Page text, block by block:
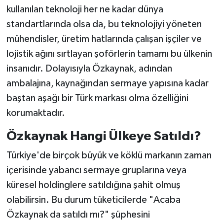
kullanılan teknoloji her ne kadar dünya
standartlarında olsa da, bu teknolojiyi yöneten
mühendisler, üretim hatlarında çalışan işçiler ve
lojistik ağını sırtlayan şoförlerin tamamı bu ülkenin
insanıdır. Dolayısıyla Özkaynak, adından
ambalajına, kaynağından sermaye yapısına kadar
baştan aşağı bir Türk markası olma özelliğini
korumaktadır.
Özkaynak Hangi Ülkeye Satıldı?
Türkiye'de birçok büyük ve köklü markanın zaman
içerisinde yabancı sermaye gruplarına veya
küresel holdinglere satıldığına şahit olmuş
olabilirsin. Bu durum tüketicilerde "Acaba
Özkaynak da satıldı mı?" şüphesini